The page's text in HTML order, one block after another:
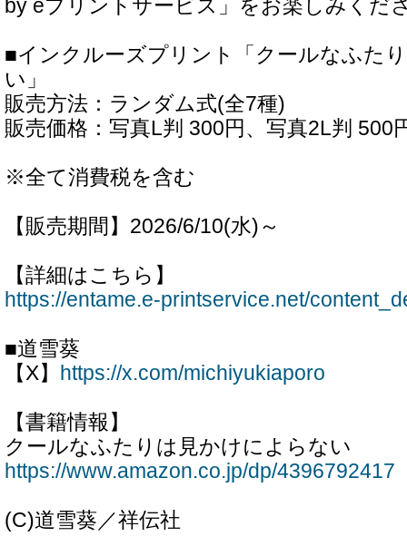
by eプリントサービス」をお楽しみくだ
■インクルーズプリント「クールなふた
い」
販売方法：ランダム式(全7種)
販売価格：写真L判 300円、写真2L判 500
※全て消費税を含む
【販売期間】2026/6/10(水)～
【詳細はこちら】
https://entame.e-printservice.net/
■道雪葵
【X】
https://x.com/michiyukiaporo
【書籍情報】
クールなふたりは見かけによらない
https://www.amazon.co.jp/dp/4396792417
(C)道雪葵／祥伝社